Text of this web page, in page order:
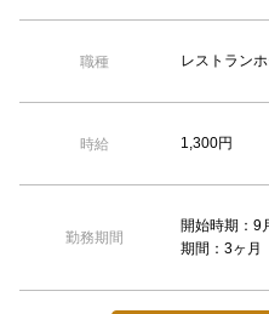
職種 レストラン
時給 1,300円
勤務期間
開始時期：9
期間：3ヶ月